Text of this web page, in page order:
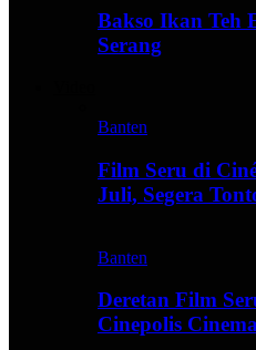
Bakso Ikan Teh
Serang
Banten
Film Seru di
Juli, Segera
Banten
Deretan Film
Cinepolis